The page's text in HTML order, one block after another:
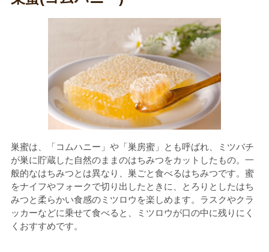
巣蜜は、「コムハニー」や「巣房蜜」とも呼ばれ、ミツバチ
が巣に貯蔵した自然のままのはちみつをカットしたもの。一
般的なはちみつとは異なり、巣ごと食べるはちみつです。蜜
をナイフやフォークで切り出したときに、とろりとしたはち
みつと柔らかい食感のミツロウを楽しめます。ラスクやクラ
ッカーなどに乗せて食べると、ミツロウが口の中に残りにく
くおすすめです。